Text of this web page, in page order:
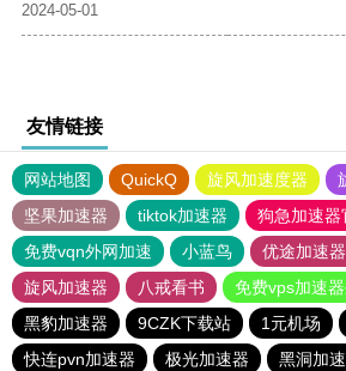
2024-05-01
友情链接
网站地图 QuickQ 旋风加速度器
坚果加速器
tiktok加速器
狗急加速器
免费vqn外网加速
小蓝鸟 优途加速
旋风加速器
八戒看书
免费vps加速
黑豹加速器
9CZK下载站 1元机场
快连pvn加速器
极光加速器 黑洞加